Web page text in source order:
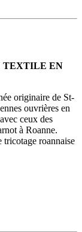
TEXTILE EN
originaire de St-
ouvrières en
ceux des
à Roanne.
tricotage roannaise